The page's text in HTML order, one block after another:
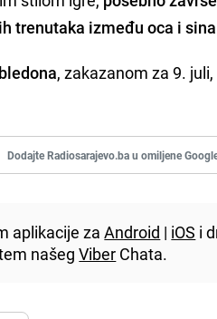
trenutaka između oca i sina
, zakazanom za 9.
Dodajte Radiosarajevo.ba u omiljene
aplikacije zaAndroid | iOS i
našegViber Chata.